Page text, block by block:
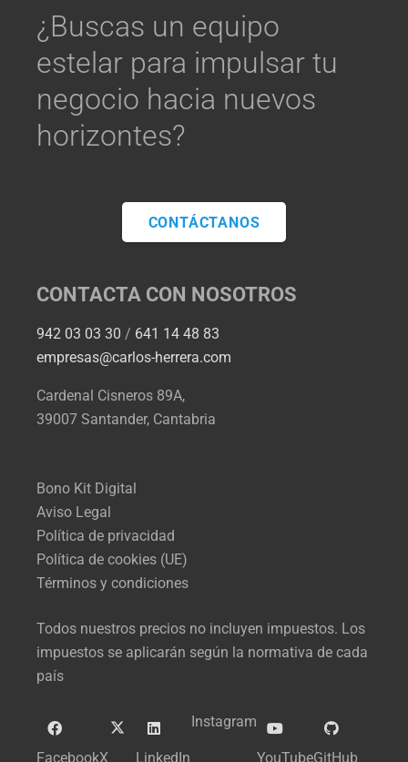
¿Buscas un equipo
estelar para impulsar tu
negocio hacia nuevos
horizontes?
CONTÁCTANOS
CONTACTA CON NOSOTROS
942 03 03 30 / 641 14 48 83
empresas@carlos-herrera.com
Cardenal Cisneros 89A,
39007 Santander, Cantabria
Bono Kit Digital
Aviso Legal
Política de privacidad
Política de cookies (UE)
Términos y condiciones
Todos nuestros precios no incluyen impuestos. Los
impuestos se aplicarán según la normativa de cada
país
FacebookX LinkedIn
Instagram
YouTubeGitHub